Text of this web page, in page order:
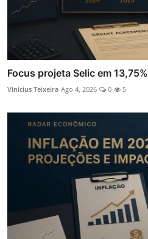
Focus projeta Selic em
Vinicius Teixeira Ago 4, 2026 0 5